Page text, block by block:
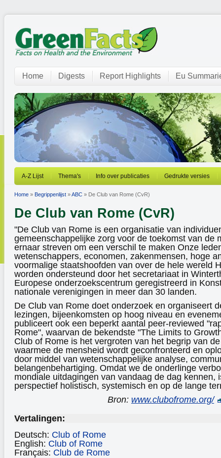
Home Digests Report Highlights Eu
A-Z Lijst Thema's Info over publicaties Gedrukte versies
Home » Begrippenlijst »ABC » De Club van Rome (CvR)
De Club van Rome (CvR)
"De Club van Rome is een organisatie van
gemeenschappelijke zorg voor de toekomst van de
ernaar streven om een ​​verschil te maken Onze
wetenschappers, economen, zakenmensen, hoge
voormalige staatshoofden van over de hele wereld
worden ondersteund door het secretariaat in
Europese onderzoekscentrum geregistreerd in
nationale verenigingen in meer dan 30 landen.
De Club van Rome doet onderzoek en organiseert
lezingen, bijeenkomsten op hoog niveau en
publiceert ook een beperkt aantal peer-reviewed
Rome", waarvan de bekendste "The Limits to
Club of Rome is het vergroten van het begrip van
waarmee de mensheid wordt geconfronteerd en
door middel van wetenschappelijke analyse,
belangenbehartiging. Omdat we de onderlinge
mondiale uitdagingen van vandaag de dag kennen,
perspectief holistisch, systemisch en op de lange
Bron: www.clubofrome.org/
Vertalingen:
Deutsch: Club of Rome
English: Club of Rome
Français: Club de Rome